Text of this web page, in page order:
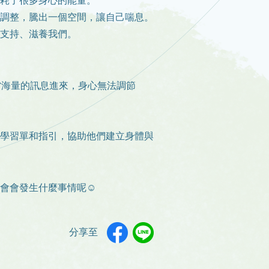
整，騰出一個空間，讓自己喘息。
持、滋養我們。
量的訊息進來，身心無法調節
習單和指引，協助他們建立身體與
會發生什麼事情呢☺
分享至